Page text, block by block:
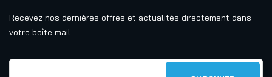
Recevez nos dernières offres et actualités directement dans
votre boîte mail.